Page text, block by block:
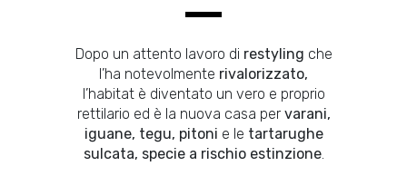
Dopo un attento lavoro di restyling che
l’ha notevolmente rivalorizzato,
l’habitat è diventato un vero e proprio
rettilario ed è la nuova casa per varani,
iguane, tegu, pitoni e le tartarughe
sulcata, specie a rischio estinzione.